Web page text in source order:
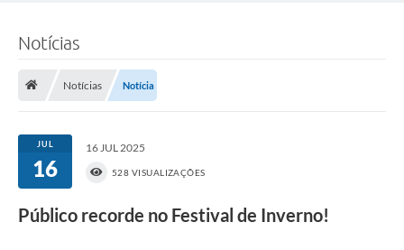
Notícias
Notícias Notícia
JUL
16
16 JUL 2025
528 VISUALIZAÇÕES
Público recorde no Festival de Inverno!